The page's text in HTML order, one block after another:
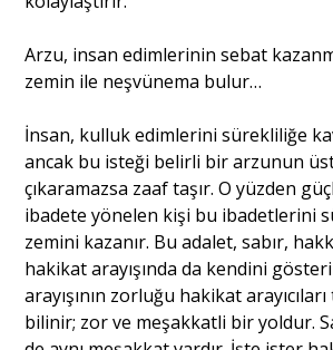
Arzu, insan edimlerinin sebat
zemin ile neşvünema bulur…
İnsan, kulluk edimlerini sürekliliğe
ancak bu isteği belirli bir arzunun
çıkaramazsa zaaf taşır. O yüzden
ibadete yönelen kişi bu ibadetlerini
zemini kazanır. Bu adalet, sabır,
hakikat arayışında da kendini
arayışının zorluğu hakikat
bilinir; zor ve meşakkatli bir yoldur.